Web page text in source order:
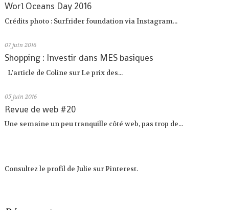
Worl Oceans Day 2016
Crédits photo : Surfrider foundation via Instagram...
07 juin 2016
Shopping : Investir dans MES basiques
L'article de Coline sur Le prix des...
05 juin 2016
Revue de web #20
Une semaine un peu tranquille côté web, pas trop de...
Consultez le profil de Julie sur Pinterest.